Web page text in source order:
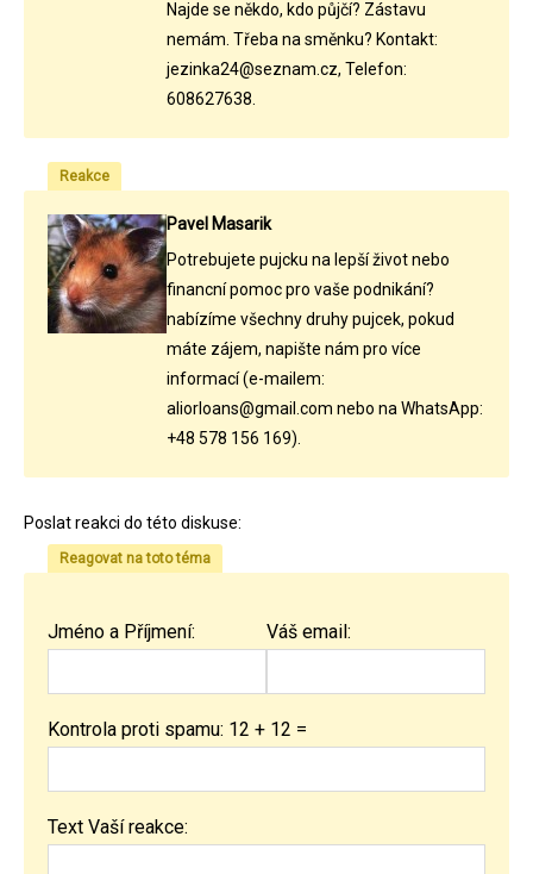
Najde se někdo, kdo půjčí? Zástavu
nemám. Třeba na směnku? Kontakt:
jezinka24@seznam.cz, Telefon:
608627638.
Reakce
Pavel Masarik
Potrebujete pujcku na lepší život nebo
financní pomoc pro vaše podnikání?
nabízíme všechny druhy pujcek, pokud
máte zájem, napište nám pro více
informací (e-mailem:
aliorloans@gmail.com nebo na WhatsApp:
+48 578 156 169).
Poslat reakci do této diskuse:
Reagovat na toto téma
Jméno a Příjmení: Váš email:
Kontrola proti spamu: 12 + 12 =
Text Vaší reakce: